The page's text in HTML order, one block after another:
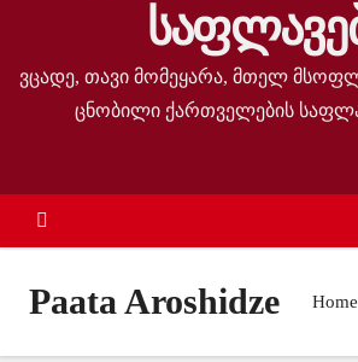
n
ვცადე, თავი მომეყარა, მთელ
ცნობილი ქართველების
Paata Aroshidze Home